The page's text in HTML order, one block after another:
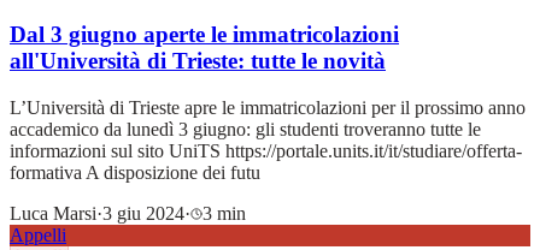
Dal 3 giugno aperte le immatricolazioni
all'Università di Trieste: tutte le novità
L’Università di Trieste apre le immatricolazioni per il prossimo anno
accademico da lunedì 3 giugno: gli studenti troveranno tutte le
informazioni sul sito UniTS https://portale.units.it/it/studiare/offerta-
formativa A disposizione dei futu
Luca Marsi·3 giu 2024·
3 min
Appelli